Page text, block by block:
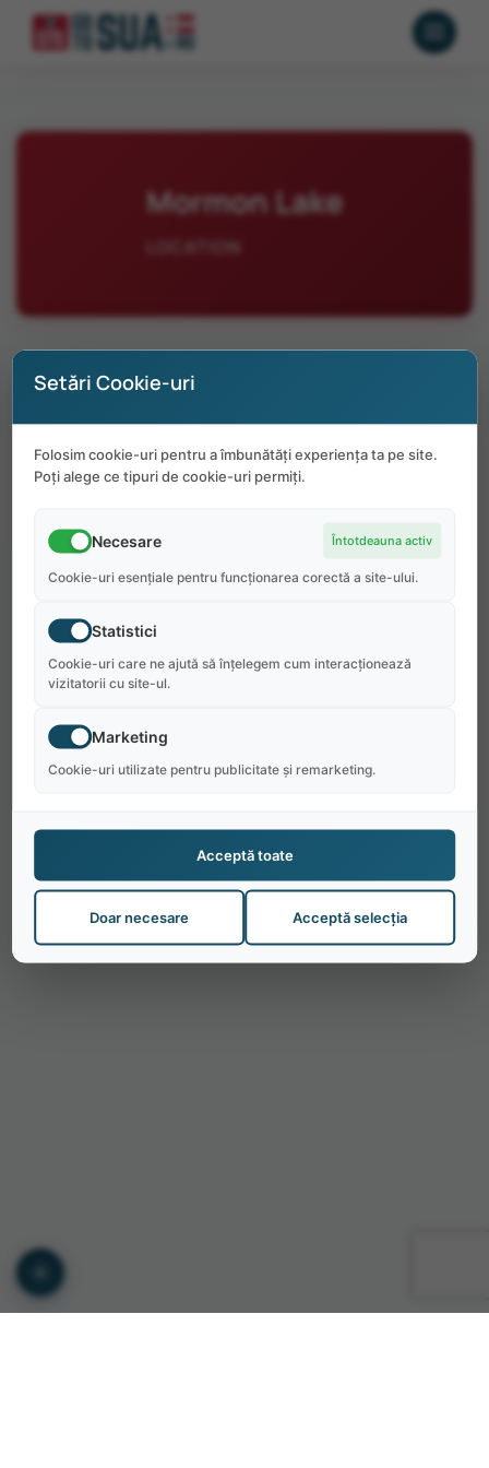
Mormon Lake
LOCATION
at the moment.
Setări Cookie-uri
Folosim cookie-uri pentru a îmbunătăți experiența ta pe site.
Poți alege ce tipuri de cookie-uri permiți.
Necesare Întotdeauna activ
Cookie-uri esențiale pentru funcționarea corectă a site-ului.
Statistici
Cookie-uri care ne ajută să înțelegem cum interacționează
vizitatorii cu site-ul.
Marketing
Cookie-uri utilizate pentru publicitate și remarketing.
Doar necesare Acceptă selecția
Acceptă toate